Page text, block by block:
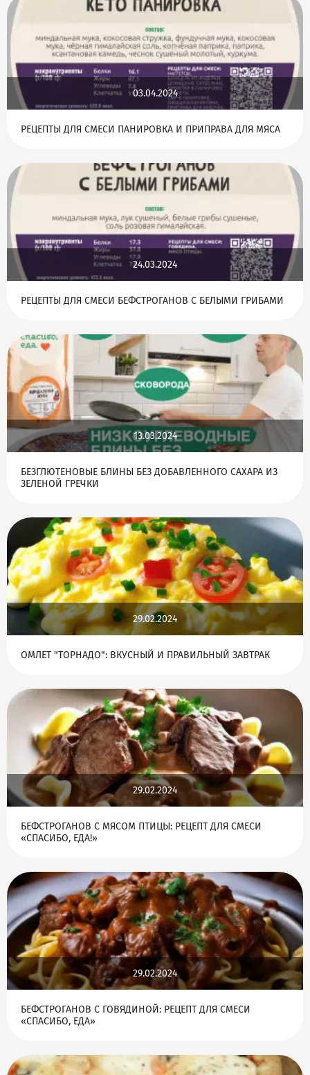
03.04.2024
РЕЦЕПТЫ ДЛЯ СМЕСИ ПАНИРОВКА И ПРИПРАВА ДЛЯ МЯСА
24.03.2024
РЕЦЕПТЫ ДЛЯ СМЕСИ БЕФСТРОГАНОВ С БЕЛЫМИ ГРИБАМИ
13.03.2024
БЕЗГЛЮТЕНОВЫЕ БЛИНЫ БЕЗ ДОБАВЛЕННОГО САХАРА ИЗ
ЗЕЛЕНОЙ ГРЕЧКИ
29.02.2024
ОМЛЕТ "ТОРНАДО": ВКУСНЫЙ И ПРАВИЛЬНЫЙ ЗАВТРАК
29.02.2024
БЕФСТРОГАНОВ С МЯСОМ ПТИЦЫ: РЕЦЕПТ ДЛЯ СМЕСИ
«‎СПАСИБО, ЕДА!»
29.02.2024
БЕФСТРОГАНОВ С ГОВЯДИНОЙ: РЕЦЕПТ ДЛЯ СМЕСИ
«СПАСИБО, ЕДА»